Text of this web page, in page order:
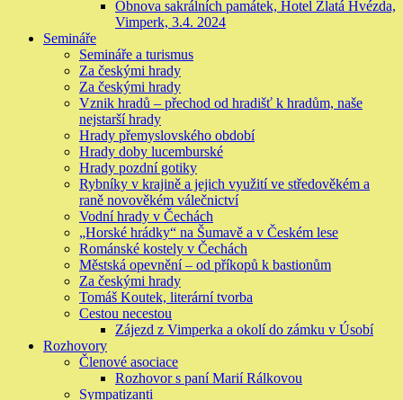
Obnova sakrálních památek, Hotel Zlatá Hvézda,
Vimperk, 3.4. 2024
Semináře
Semináře a turismus
Za českými hrady
Za českými hrady
Vznik hradů – přechod od hradišť k hradům, naše
nejstarší hrady
Hrady přemyslovského období
Hrady doby lucemburské
Hrady pozdní gotiky
Rybníky v krajině a jejich využití ve středověkém a
raně novověkém válečnictví
Vodní hrady v Čechách
„Horské hrádky“ na Šumavě a v Českém lese
Románské kostely v Čechách
Městská opevnění – od příkopů k bastionům
Za českými hrady
Tomáš Koutek, literární tvorba
Cestou necestou
Zájezd z Vimperka a okolí do zámku v Úsobí
Rozhovory
Členové asociace
Rozhovor s paní Marií Rálkovou
Sympatizanti